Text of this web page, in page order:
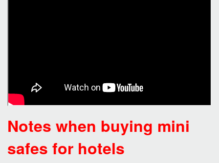
Notes when buying mini
safes for hotels